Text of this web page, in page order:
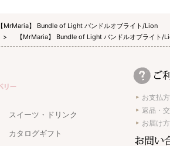
【MrMaria】 Bundle of Light バンドルオブライト/Lion
【MrMaria】 Bundle of Light バンドルオブライト/
スイーツ・ドリンク
カタログギフト
お支払
返品・
お届け